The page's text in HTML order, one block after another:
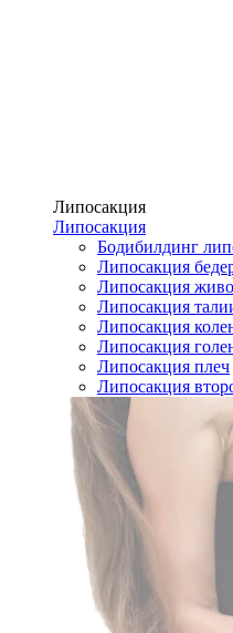
Липосакция
Липосакция
Бодибилдинг
Липосакция
Липосакция
Липосакция
Липосакция
Липосакция
Липосакция плеч
Липосакция